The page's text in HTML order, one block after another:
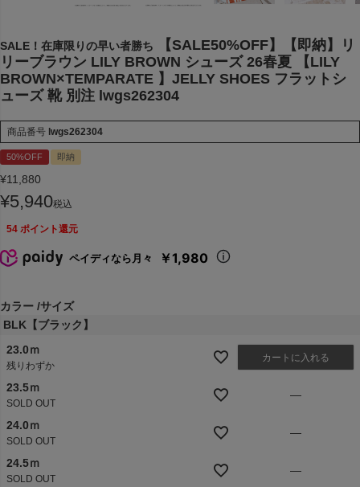
SALE！在庫限りの早い者勝ち
【SALE50%OFF】【即納】リ
リーブラウン LILY BROWN シューズ 26春夏 【LILY
BROWN×TEMPARATE 】JELLY SHOES フラットシ
ューズ 靴 別注 lwgs262304
商品番号 lwgs262304
50%OFF 即納
¥11,880
¥5,940税込
54 ポイント還元
ペイディなら月々 ￥1,980
カラー サイズ
BLK【ブラック】
23.0ｍ
残りわずか
カートに入れる
23.5ｍ
SOLD OUT
—
24.0ｍ
SOLD OUT
—
24.5ｍ
SOLD OUT
—